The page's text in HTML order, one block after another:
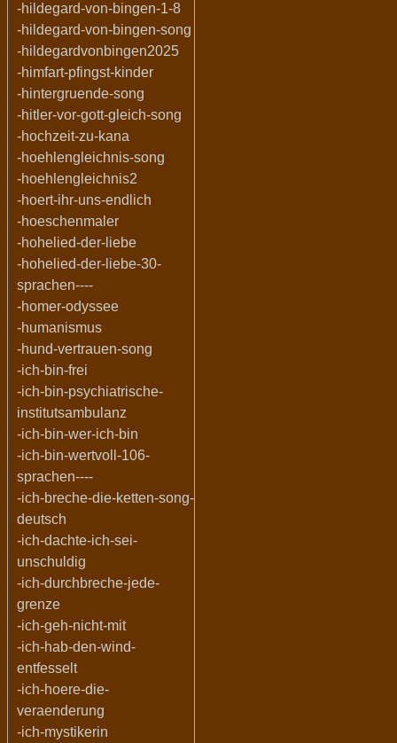
-hildegard-von-bingen-1-8
-hildegard-von-bingen-song
-hildegardvonbingen2025
-himfart-pfingst-kinder
-hintergruende-song
-hitler-vor-gott-gleich-song
-hochzeit-zu-kana
-hoehlengleichnis-song
-hoehlengleichnis2
-hoert-ihr-uns-endlich
-hoeschenmaler
-hohelied-der-liebe
-hohelied-der-liebe-30-
sprachen----
-homer-odyssee
-humanismus
-hund-vertrauen-song
-ich-bin-frei
-ich-bin-psychiatrische-
institutsambulanz
-ich-bin-wer-ich-bin
-ich-bin-wertvoll-106-
sprachen----
-ich-breche-die-ketten-song-
deutsch
-ich-dachte-ich-sei-
unschuldig
-ich-durchbreche-jede-
grenze
-ich-geh-nicht-mit
-ich-hab-den-wind-
entfesselt
-ich-hoere-die-
veraenderung
-ich-mystikerin